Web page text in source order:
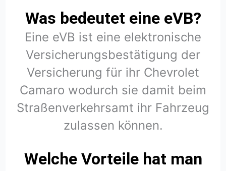
Was bedeutet eine eVB?
Eine eVB ist eine elektronische
Versicherungsbestätigung der
Versicherung für ihr Chevrolet
Camaro wodurch sie damit beim
Straßenverkehrsamt ihr Fahrzeug
zulassen können.
Welche Vorteile hat man